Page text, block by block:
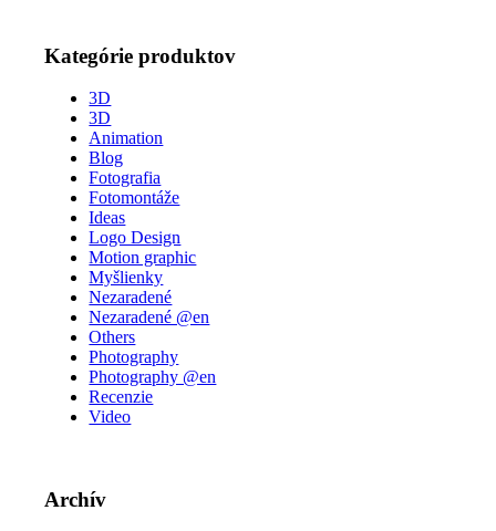
Kategórie produktov
3D
3D
Animation
Blog
Fotografia
Fotomontáže
Ideas
Logo Design
Motion graphic
Myšlienky
Nezaradené
Nezaradené @en
Others
Photography
Photography @en
Recenzie
Video
Archív